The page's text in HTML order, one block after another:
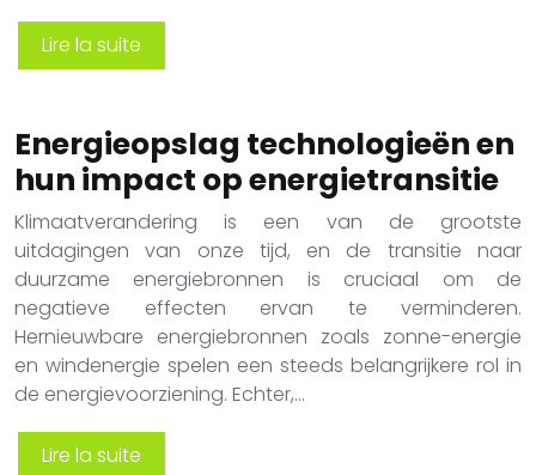
Lire la suite
Energieopslag technologieën en
hun impact op energietransitie
Klimaatverandering is een van de grootste
uitdagingen van onze tijd, en de transitie naar
duurzame energiebronnen is cruciaal om de
negatieve effecten ervan te verminderen.
Hernieuwbare energiebronnen zoals zonne-energie
en windenergie spelen een steeds belangrijkere rol in
de energievoorziening. Echter,…
Lire la suite